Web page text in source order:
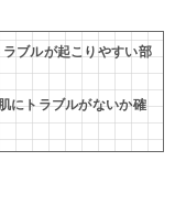
ブルが起こりやすい部
にトラブルがないか確